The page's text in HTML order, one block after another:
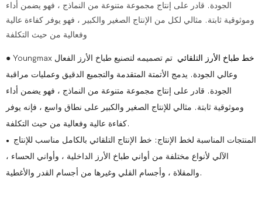
الجودة. قادر على إنتاج مجموعة متنوعة من النماذج ، فهو يضمن أداء
وموثوقية ثابتة. مثالي لكل من الإنتاج الصغير والكبير ، فهو يوفر كفاءة عالية
وفعالية من حيث التكلفة
● Youngmax خط طباخ الأرز التلقائي تم تصميمه لتصنيع طباخ الأرز الفعال
وعالي الجودة. يدمج الأتمتة المتقدمة والتجميع الدقيق وعمليات مراقبة
الجودة. قادر على إنتاج مجموعة متنوعة من النماذج ، فهو يضمن أداء
وموثوقية ثابتة. مثالي للإنتاج الصغير والكبير على نطاق واسع ، فإنه يوفر
كفاءة عالية وفعالية من حيث التكلفة.
●
الآلي لأنواع مختلفة من أواني طباخ الأرز الداخلية ، وأواني الحساء ،
والمقلاة ، وأجسام القلي وغيرها من أجسام القدر والأغطية.